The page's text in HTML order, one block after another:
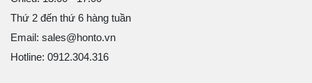
Thứ 2 đến thứ 6 hàng tuần
Email: sales@honto.vn
Hotline: 0912.304.316